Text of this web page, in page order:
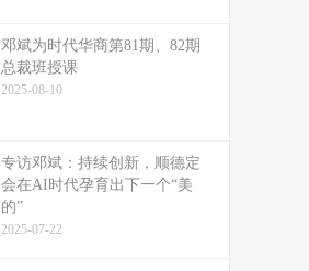
邓斌为时代华商第81期、82期
总裁班授课
2025-08-10
专访邓斌：持续创新，顺德定
会在AI时代孕育出下一个“美
的”
2025-07-22